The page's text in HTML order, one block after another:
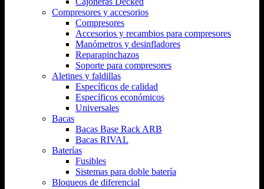
Compresores y accesorios
Compresores
Accesorios y recambios para compresores
Manómetros y desinfladores
Reparapinchazos
Soporte para compresores
Aletines y faldillas
Específicos de calidad
Específicos económicos
Universales
Bacas
Bacas Base Rack ARB
Bacas RIVAL
Baterías
Fusibles
Sistemas para doble batería
Bloqueos de diferencial